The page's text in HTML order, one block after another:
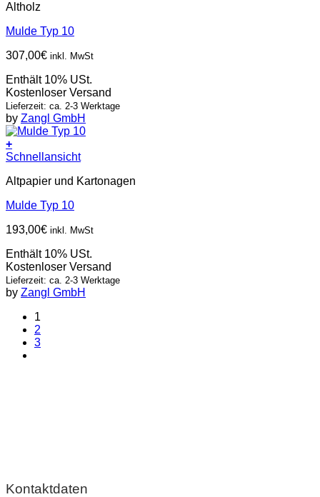
Altholz
Mulde Typ 10
307,00€ inkl. MwSt
Enthält 10% USt.
Kostenloser Versand
Lieferzeit: ca. 2-3 Werktage
by Zangl GmbH
+
Schnellansicht
Altpapier und Kartonagen
Mulde Typ 10
193,00€ inkl. MwSt
Enthält 10% USt.
Kostenloser Versand
Lieferzeit: ca. 2-3 Werktage
by Zangl GmbH
1
2
3
Kontaktdaten